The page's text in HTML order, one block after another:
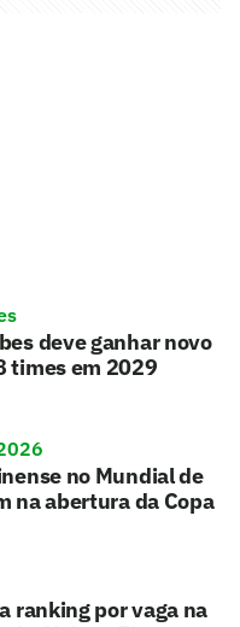
deve ganhar novo
times em 2029
no Mundial de
na abertura da Copa
ranking por vaga na